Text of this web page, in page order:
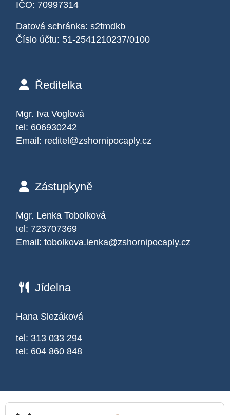
IČO: 70997314
Datová schránka: s2tmdkb
Číslo účtu: 51-2541210237/0100
Ředitelka
Mgr. Iva Voglová
tel: 606930242
Email: reditel@zshornipocaply.cz
Zástupkyně
Mgr. Lenka Tobolková
tel: 723707369
Email: tobolkova.lenka@zshornipocaply.cz
Jídelna
Hana Slezáková
tel: 313 033 294
tel: 604 860 848